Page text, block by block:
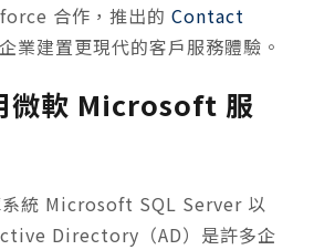
合作，推出的 Contact
業建置更現代的客戶服務體驗。
微軟 Microsoft 服
系統 Microsoft SQL Server 以
Directory（AD）是許多企